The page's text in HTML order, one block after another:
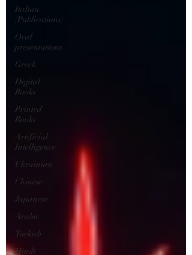
Italian
(Publications)
Oral
presentations
Greek
Digital
Books
Printed
Books
Artificial
Intelligence
Ukrainian
Chinese
Japanese
Arabic
Turkish
Hindi